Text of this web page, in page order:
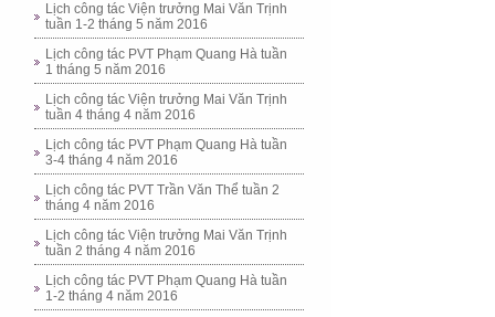
Lịch công tác Viện trưởng Mai Văn Trịnh
tuần 1-2 tháng 5 năm 2016
Lịch công tác PVT Phạm Quang Hà tuần
1 tháng 5 năm 2016
Lịch công tác Viện trưởng Mai Văn Trịnh
tuần 4 tháng 4 năm 2016
Lịch công tác PVT Phạm Quang Hà tuần
3-4 tháng 4 năm 2016
Lịch công tác PVT Trần Văn Thể tuần 2
tháng 4 năm 2016
Lịch công tác Viện trưởng Mai Văn Trịnh
tuần 2 tháng 4 năm 2016
Lịch công tác PVT Phạm Quang Hà tuần
1-2 tháng 4 năm 2016